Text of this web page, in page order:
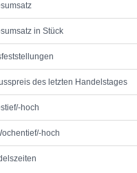
in Stück
des letzten Handelstages
hoch
hoch